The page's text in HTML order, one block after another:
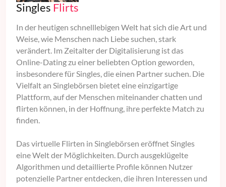
Singles Flirts
In der heutigen schnelllebigen Welt hat sich die Art und
Weise, wie Menschen nach Liebe suchen, stark
verändert. Im Zeitalter der Digitalisierung ist das
Online-Dating zu einer beliebten Option geworden,
insbesondere für Singles, die einen Partner suchen. Die
Vielfalt an Singlebörsen bietet eine einzigartige
Plattform, auf der Menschen miteinander chatten und
flirten können, in der Hoffnung, ihre perfekte Match zu
finden.
Das virtuelle Flirten in Singlebörsen eröffnet Singles
eine Welt der Möglichkeiten. Durch ausgeklügelte
Algorithmen und detaillierte Profile können Nutzer
potenzielle Partner entdecken, die ihren Interessen und